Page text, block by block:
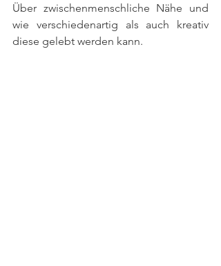
Über zwischenmenschliche Nähe und
wie verschiedenartig als auch kreativ
diese gelebt werden kann.